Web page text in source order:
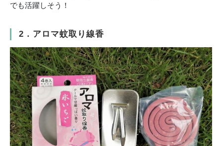
でも活躍しそう！
2．アロマ蚊取り線香